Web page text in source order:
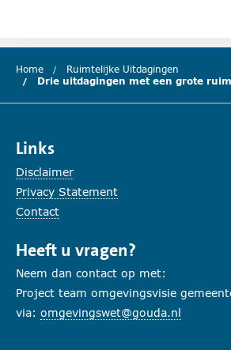
Home
Ruimtelijke Uitdagingen
Drie uitdagingen met een grote
Links
Disclaimer
Privacy Statement
Contact
Heeft u vragen?
Neem dan contact op met:
Project team omgevingsvisie
via: omgevingswet@gouda.nl